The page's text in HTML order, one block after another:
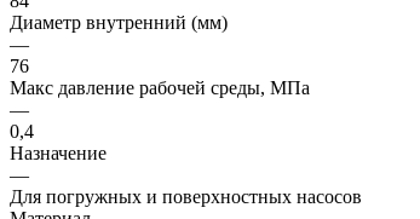
Диаметр внутренний (мм)
—
76
Макс давление рабочей среды, МПа
—
0,4
Назначение
—
Для погружных и поверхностных насосов